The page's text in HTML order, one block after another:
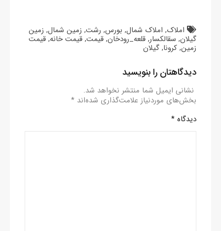
املاک, املاک شمال, بورس, رشت, زمین شمال, زمین
گیلان, سقالکسار, قلعه_رودخان, قیمت, قیمت خانه, قیمت
زمین, کرونا, گیلان
دیدگاهتان را بنویسید
نشانی ایمیل شما منتشر نخواهد شد.
بخش‌های موردنیاز علامت‌گذاری شده‌اند *
دیدگاه *